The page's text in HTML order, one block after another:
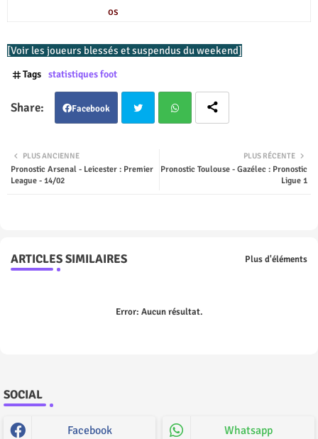
os
[Voir les joueurs blessés et suspendus du weekend]
Tags statistiques foot
Facebook
ter tsap
PLUS RÉCENTE
Pronostic Toulouse - Gazélec : Pronostic
Ligue 1
PLUS ANCIENNE
Pronostic Arsenal - Leicester : Premier
League - 14/02
ARTICLES SIMILAIRES Plus d'éléments
Error: Aucun résultat.
SOCIAL
Facebook Whatsapp